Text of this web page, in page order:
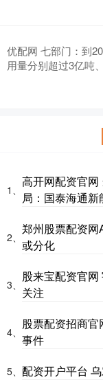
优配网 七部门：到
用量分别超过3亿吨
1、
高开网配资官
局：国泰海通
2、
郑州股票配资
或分化
3、
股来宝配资官
关注
4、
股票配资招商
事件
5、 配资开户平台